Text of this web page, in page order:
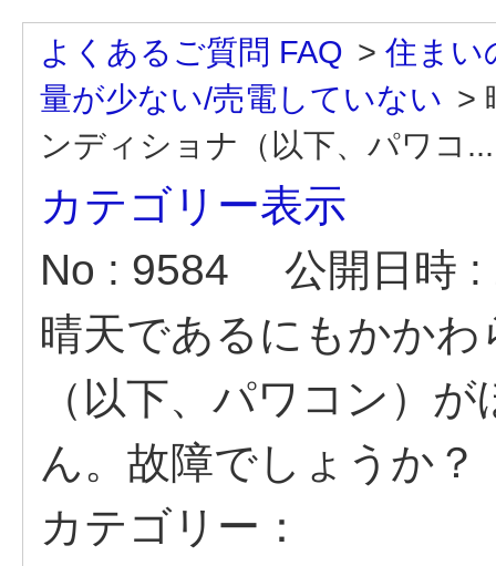
よくあるご質問 FAQ > 住まい
量が少ない/売電していない >
ンディショナ（以下、パワコ...
カテゴリー表示
No : 9584
公開日時
晴天であるにもかか
（以下、パワコン）
ん。故障でしょうか？
カテゴリー：